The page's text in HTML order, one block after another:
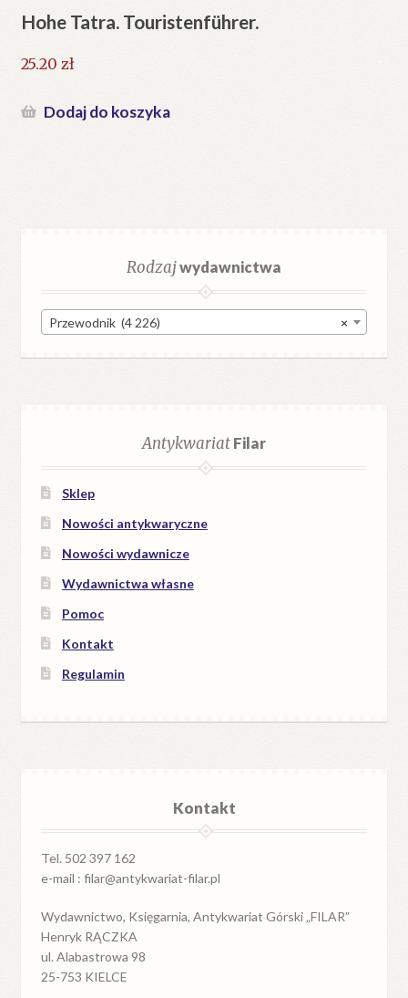
Hohe Tatra. Touristenführer.
25.20 zł
Dodaj do koszyka
Rodzajwydawnictwa
×
Przewodnik (4 226)
AntykwariatFilar
Sklep
Nowości antykwaryczne
Nowości wydawnicze
Wydawnictwa własne
Pomoc
Kontakt
Regulamin
Kontakt
Tel. 502 397 162
e-mail : filar@antykwariat-filar.pl
Wydawnictwo, Księgarnia, Antykwariat Górski „FILAR”
Henryk RĄCZKA
ul. Alabastrowa 98
25-753 KIELCE